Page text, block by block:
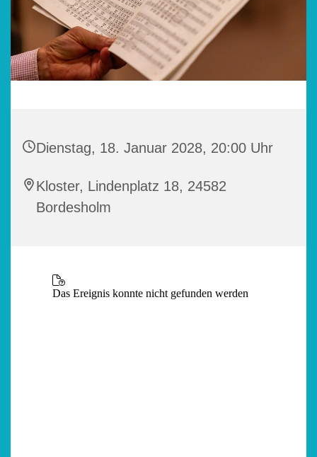
Dienstag, 18. Januar 2028, 20:00 Uhr
Kloster, Lindenplatz 18, 24582
Bordesholm